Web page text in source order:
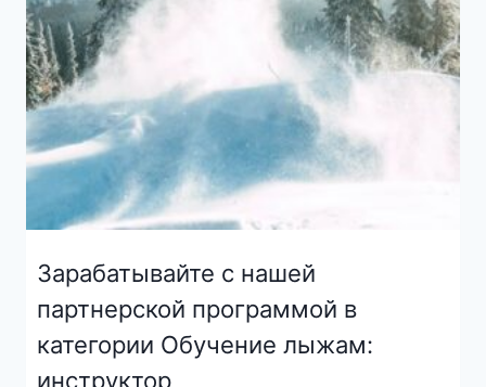
Зарабатывайте с нашей
партнерской программой в
категории Обучение лыжам:
инструктор